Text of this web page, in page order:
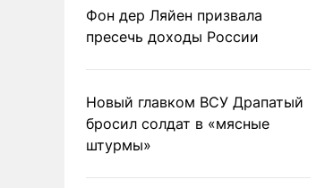
Фон дер Ляйен призвала
пресечь доходы России
Новый главком ВСУ Драпатый
бросил солдат в «мясные
штурмы»